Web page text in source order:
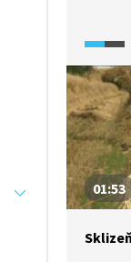
pro
vlastní
roli v
po
dráze.
01:53